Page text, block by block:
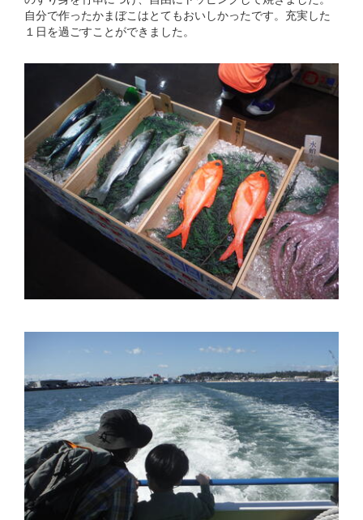
自分で作ったかまぼこはとてもおいしかったです。充実した
１日を過ごすことができました。